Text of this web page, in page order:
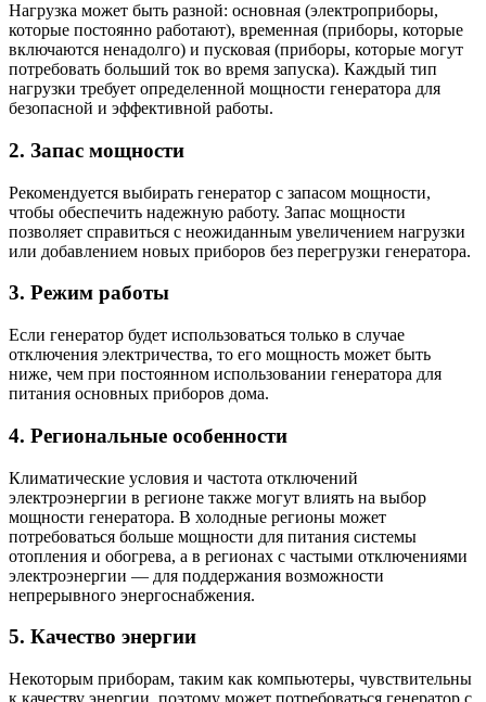
Нагрузка может быть разной: основная (электроприборы,
которые постоянно работают), временная (приборы, которые
включаются ненадолго) и пусковая (приборы, которые могут
потребовать больший ток во время запуска). Каждый тип
нагрузки требует определенной мощности генератора для
безопасной и эффективной работы.
2. Запас мощности
Рекомендуется выбирать генератор с запасом мощности,
чтобы обеспечить надежную работу. Запас мощности
позволяет справиться с неожиданным увеличением нагрузки
или добавлением новых приборов без перегрузки генератора.
3. Режим работы
Если генератор будет использоваться только в случае
отключения электричества, то его мощность может быть
ниже, чем при постоянном использовании генератора для
питания основных приборов дома.
4. Региональные особенности
Климатические условия и частота отключений
электроэнергии в регионе также могут влиять на выбор
мощности генератора. В холодные регионы может
потребоваться больше мощности для питания системы
отопления и обогрева, а в регионах с частыми отключениями
электроэнергии — для поддержания возможности
непрерывного энергоснабжения.
5. Качество энергии
Некоторым приборам, таким как компьютеры, чувствительны
к качеству энергии, поэтому может потребоваться генератор с